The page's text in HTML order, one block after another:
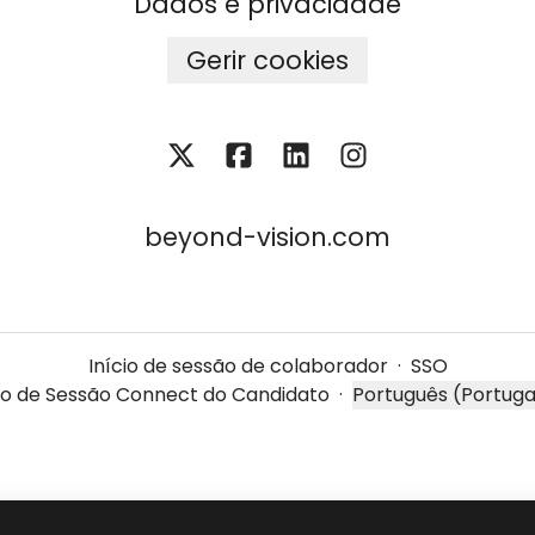
Gerir cookies
beyond-vision.com
Início de sessão de colaborador · SSO
de Sessão Connect do Candidato · Alterar idioma
Português